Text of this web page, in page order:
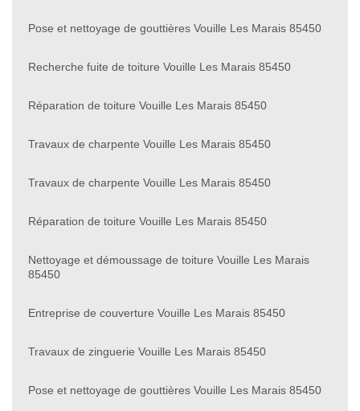
Pose et nettoyage de gouttières Vouille Les Marais 85450
Recherche fuite de toiture Vouille Les Marais 85450
Réparation de toiture Vouille Les Marais 85450
Travaux de charpente Vouille Les Marais 85450
Travaux de charpente Vouille Les Marais 85450
Réparation de toiture Vouille Les Marais 85450
Nettoyage et démoussage de toiture Vouille Les Marais
85450
Entreprise de couverture Vouille Les Marais 85450
Travaux de zinguerie Vouille Les Marais 85450
Pose et nettoyage de gouttières Vouille Les Marais 85450